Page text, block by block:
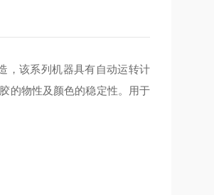
，该系列机器具有自动运转计
的物性及颜色的稳定性。用于